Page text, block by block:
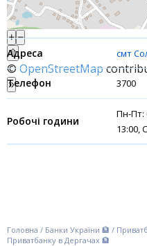
Акції
Рахунки для бізнесу
Фінансові результати
+ −
⇧
©OpenStreetMap
»
смт
3700
Пн-Пт:
13:00,
Головна / Банки України 🏦 /
Приватбанку в Дергачах 🏦